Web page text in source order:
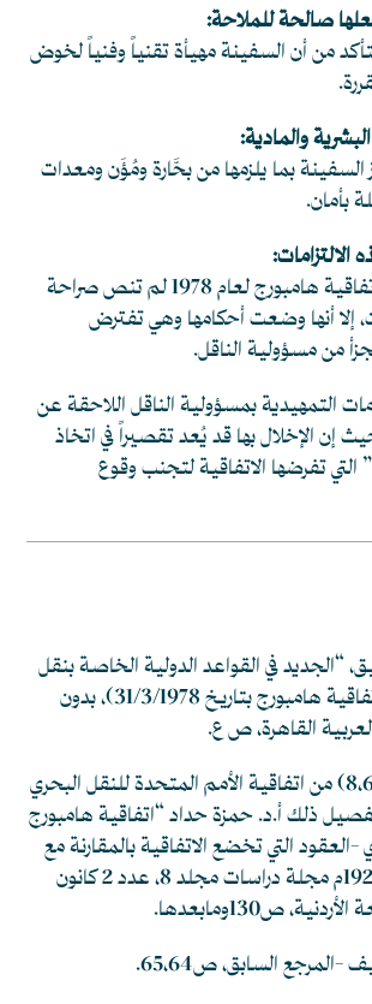
صالحة للملاحة:
من أن السفينة مهيأة تقنياً وفنياً لخوض
والمادية:
السفينة بما يلزمها من بحَّارة ومُؤَن ومعدات
بأمان.
الالتزامات:
على الرغم من أن اتفاقية هامبورج لعام 1978 لم تنص صراحة
إلا أنها وضعت أحكامها وهي تفترض
من مسؤولية الناقل.
التمهيدية بمسؤولية الناقل اللاحقة عن
إن الإخلال بها قد يُعد تقصيراً في اتخاذ
التي تفرضها الاتفاقية لتجنب وقوع
“الجديد في القواعد الدولية الخاصة بنقل
البضائع بالبحر” (اتفاقية هامبورج بتاريخ 31/3/1978)، بدون
القاهرة، ص ع.
2- راجع المواد (8،6،5) من اتفاقية الأمم المتحدة للنقل البحري
1978، في تفصيل ذلك أ.د. حمزة حداد “اتفاقية هامبورج
-العقود التي تخضع الاتفاقية بالمقارنة مع
اتفاقية بروكسل 1924م مجلة دراسات مجلد 8، عدد 2 كانون